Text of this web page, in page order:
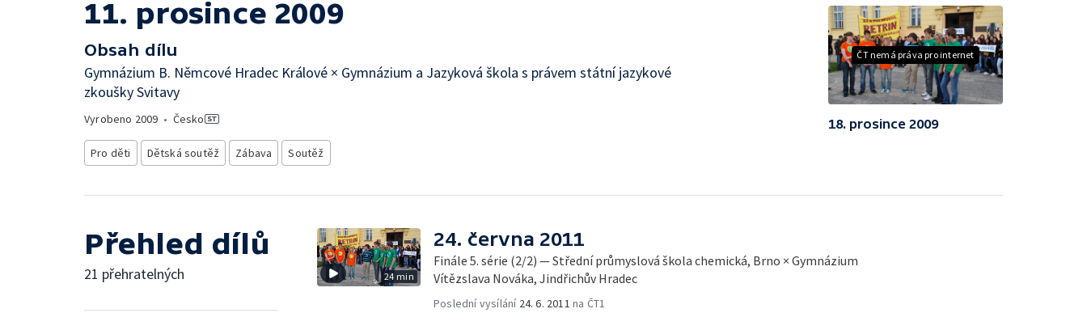
11. prosince 2009
Obsah dílu
Gymnázium B. Němcové Hradec Králové × Gymnázium a Jazyková škola s právem státní jazykové
zkoušky Svitavy
Vyrobeno 2009 • Česko
Pro děti Dětská soutěž Zábava Soutěž
ČT nemá práva pro internet
18. prosince 2009
Přehled dílů
21 přehratelných 24 min
24. června 2011
Finále 5. série (2/2) — Střední průmyslová škola chemická, Brno × Gymnázium
Vítězslava Nováka, Jindřichův Hradec
Poslední vysílání 24. 6. 2011 na ČT1